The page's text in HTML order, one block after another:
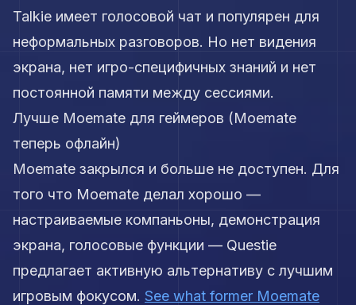
Talkie имеет голосовой чат и популярен для
неформальных разговоров. Но нет видения
экрана, нет игро-специфичных знаний и нет
постоянной памяти между сессиями.
Лучше Moemate для геймеров (Moemate
теперь офлайн)
Moemate закрылся и больше не доступен. Для
того что Moemate делал хорошо —
настраиваемые компаньоны, демонстрация
экрана, голосовые функции — Questie
предлагает активную альтернативу с лучшим
игровым фокусом. See what former Moemate